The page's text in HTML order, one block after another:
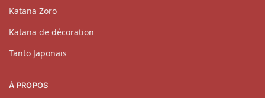
Katana Zoro
Katana de décoration
Tanto Japonais
À PROPOS